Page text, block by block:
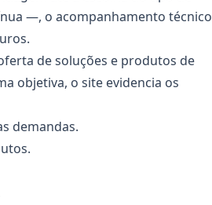
—, o acompanhamento técnico
de soluções e produtos de
objetiva, o site evidencia os
demandas.